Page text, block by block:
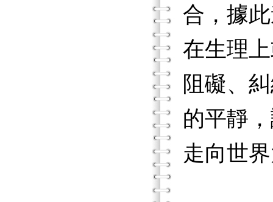
合，據
在生理
阻礙、
的平靜
走向世